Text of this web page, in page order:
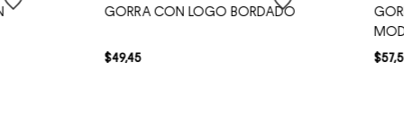
GORRA CON LOGO BORDADO
$49,45 $57,